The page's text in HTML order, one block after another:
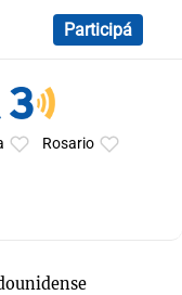
Participá
Rosario